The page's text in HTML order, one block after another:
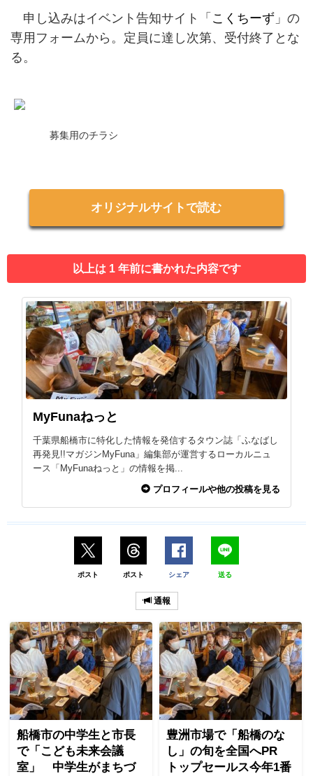
申し込みはイベント告知サイト「 こくちーず 」の
専用フォームから。定員に達し次第、受付終了とな
る。
募集用のチラシ
オリジナルサイトで読む
以上は 1 年前に書かれた内容です
MyFunaねっと
千葉県船橋市に特化した情報を発信するタウン誌「ふなばし
再発見!!マガジンMyFuna」編集部が運営するローカルニュ
ース「MyFunaねっと」の情報を掲...
プロフィールや他の投稿を見る
ポスト ポスト シェア 送る
通報
船橋市の中学生と市長
で「こども未来会議
室」 中学生がまちづ
豊洲市場で「船橋のな
し」の旬を全国へPR
トップセールス今年1番